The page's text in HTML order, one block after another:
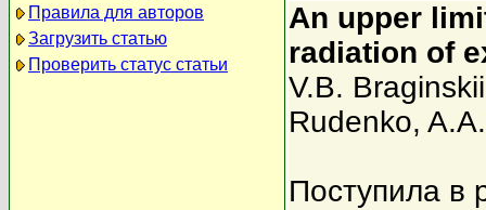
Правила для авторов
Загрузить статью
Проверить статус статьи
An upper
radiation of
V.B. Braginskii
Rudenko,
Поступила в